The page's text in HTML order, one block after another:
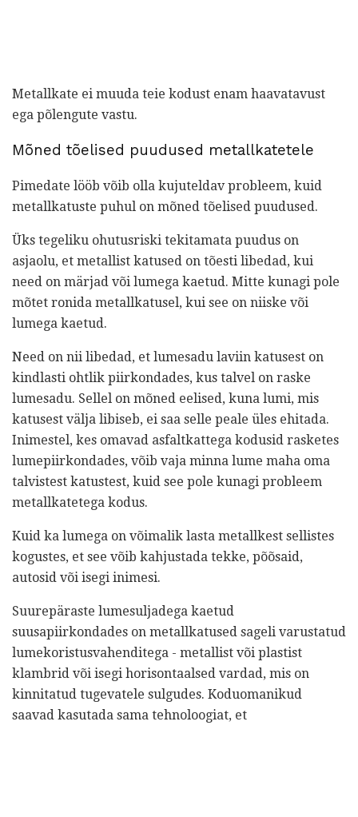
Metallkate ei muuda teie kodust enam haavatavust
ega põlengute vastu.
Mõned tõelised puudused metallkatetele
Pimedate lööb võib olla kujuteldav probleem, kuid
metallkatuste puhul on mõned tõelised puudused.
Üks tegeliku ohutusriski tekitamata puudus on
asjaolu, et metallist katused on tõesti libedad, kui
need on märjad või lumega kaetud. Mitte kunagi pole
mõtet ronida metallkatusel, kui see on niiske või
lumega kaetud.
Need on nii libedad, et lumesadu laviin katusest on
kindlasti ohtlik piirkondades, kus talvel on raske
lumesadu. Sellel on mõned eelised, kuna lumi, mis
katusest välja libiseb, ei saa selle peale üles ehitada.
Inimestel, kes omavad asfaltkattega kodusid rasketes
lumepiirkondades, võib vaja minna lume maha oma
talvistest katustest, kuid see pole kunagi probleem
metallkatetega kodus.
Kuid ka lumega on võimalik lasta metallkest sellistes
kogustes, et see võib kahjustada tekke, põõsaid,
autosid või isegi inimesi.
Suurepäraste lumesuljadega kaetud
suusapiirkondades on metallkatused sageli varustatud
lumekoristusvahenditega - metallist või plastist
klambrid või isegi horisontaalsed vardad, mis on
kinnitatud tugevatele sulgudes. Koduomanikud
saavad kasutada sama tehnoloogiat, et